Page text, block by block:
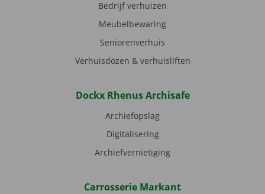
Bedrijf verhuizen
Meubelbewaring
Seniorenverhuis
Verhuisdozen & verhuisliften
Dockx Rhenus Archisafe
Archiefopslag
Digitalisering
Archiefvernietiging
Carrosserie Markant